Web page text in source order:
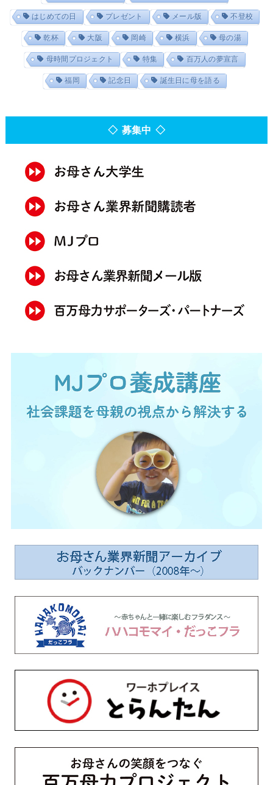
はじめての日 プレゼント メール版 不登校
乾杯 大阪 岡崎 横浜 母の湯
母時間プロジェクト 特集 百万人の夢宣言
福岡 記念日 誕生日に母を語る
◇ 募集中 ◇